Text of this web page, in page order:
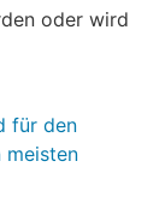
oder wird
für den
meisten